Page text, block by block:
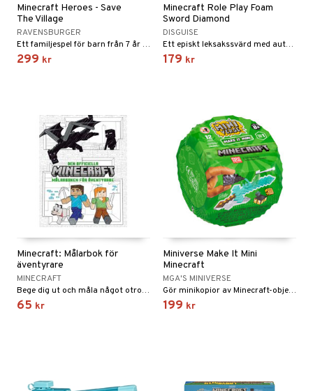
Minecraft Heroes - Save
The Village
RAVENSBURGER
Ett familjespel för barn från 7 år baserat på det populära datorspelet.
299 kr
Minecraft Role Play Foam
Sword Diamond
DISGUISE
Ett episkt leksakssvärd med autentiska Minecraft-pixeldetaljer!
179 kr
Minecraft: Målarbok för
äventyrare
MINECRAFT
Bege dig ut och måla något otroligt!
65 kr
Miniverse Make It Mini
Minecraft
MGA'S MINIVERSE
Gör minikopior av Minecraft-objekt.
199 kr